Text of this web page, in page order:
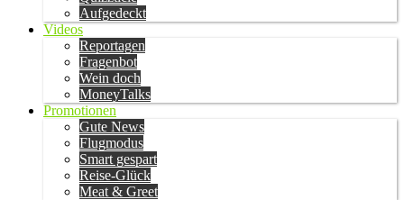
Aufgedeckt
Videos
Reportagen
Fragenbot
Wein doch
MoneyTalks
Promotionen
Gute News
Flugmodus
Smart gespart
Reise-Glück
Meat & Greet